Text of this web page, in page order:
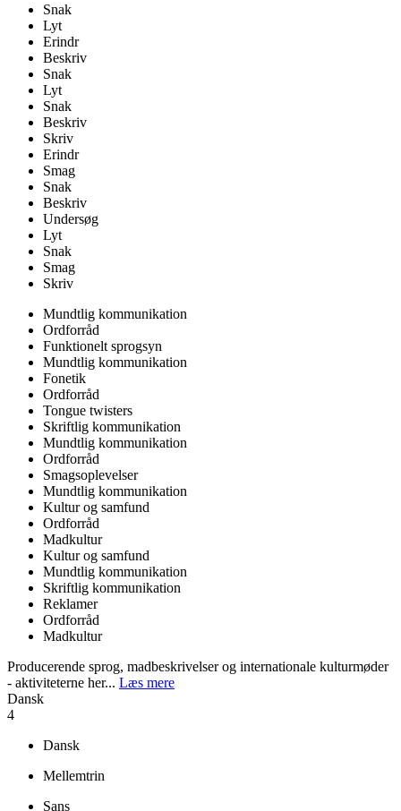
Snak
Lyt
Erindr
Beskriv
Snak
Lyt
Snak
Beskriv
Skriv
Erindr
Smag
Snak
Beskriv
Undersøg
Lyt
Snak
Smag
Skriv
Mundtlig kommunikation
Ordforråd
Funktionelt sprogsyn
Mundtlig kommunikation
Fonetik
Ordforråd
Tongue twisters
Skriftlig kommunikation
Mundtlig kommunikation
Ordforråd
Smagsoplevelser
Mundtlig kommunikation
Kultur og samfund
Ordforråd
Madkultur
Kultur og samfund
Mundtlig kommunikation
Skriftlig kommunikation
Reklamer
Ordforråd
Madkultur
Producerende sprog, madbeskrivelser og internationale kulturmøder
- aktiviteterne her... Læs mere
Dansk
4
Dansk
Mellemtrin
Sans